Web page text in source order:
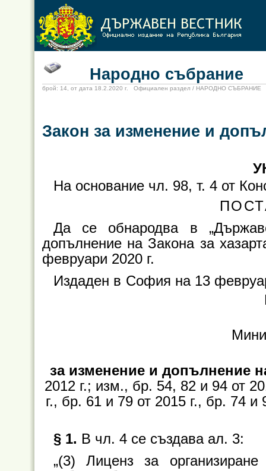
Народно събрание
брой: 14, от дата 18.2.2020 г. Официален раздел / НАРОДНО СЪБРАНИЕ
Закон за изменение и
На основание чл. 98, т. 4 от
Да се обнародва в
допълнение на Закона за
февруари 2020 г.
Издаден в София на 13
за изменение и допълнение
2012 г.; изм., бр. 54, 82 и 94 от
г., бр. 61 и 79 от 2015 г., бр. 74 и
§ 1. В чл. 4 се създава ал. 3:
„(3) Лиценз за